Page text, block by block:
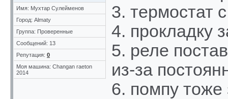
Имя: Мухтар Сулейменов
Город: Almaty
Группа: Проверенные
Сообщений: 13
Репутация: 0
Моя машина: Changan raeton
2014
3. ⁠термостат
4. ⁠прокладку
5. ⁠реле
из-за
6. ⁠помпу